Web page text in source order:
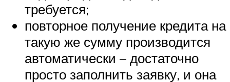
требуется;
повторное получение кредита на
такую же сумму производится
автоматически – достаточно
просто заполнить заявку, и она